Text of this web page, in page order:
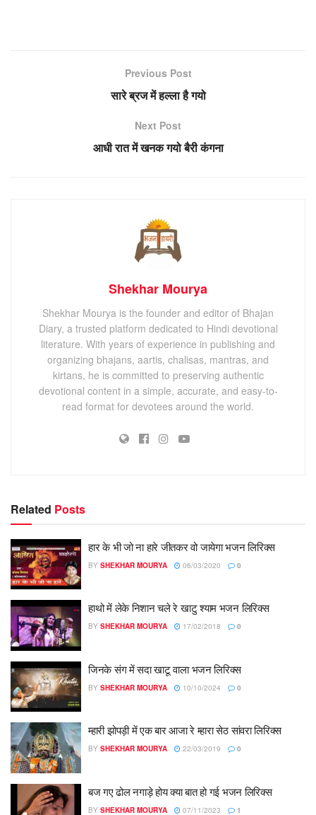
Previous Post
सारे ब्रज में हल्ला है गयो
Next Post
आधी रात में खनक गयो बैरी कंगना
Shekhar Mourya
Shekhar Mourya is the founder and editor of Bhajan
Diary, a trusted platform dedicated to Hindi devotional
literature. With years of experience in publishing and
organizing bhajans, aartis, chalisas, mantras, and
kirtans, he is committed to preserving authentic
devotional content in a simple, accurate, and easy-to-
read format for devotees around the world.
Related Posts
हार के भी जो ना हारे जीतकर वो जायेगा भजन लिरिक्स
BY SHEKHAR MOURYA 06/03/2020 0
हाथो में लेके निशान चले रे खाटु श्याम भजन लिरिक्स
BY SHEKHAR MOURYA 17/02/2018 0
जिनके संग में सदा खाटू वाला भजन लिरिक्स
BY SHEKHAR MOURYA 10/10/2024 0
म्‍हारी झोपड़ी में एक बार आजा रे म्‍हारा सेठ सांवरा लिरिक्स
BY SHEKHAR MOURYA 22/03/2019 0
बज गए ढोल नगाड़े होय क्या बात हो गई भजन लिरिक्स
BY SHEKHAR MOURYA 07/11/2023 1